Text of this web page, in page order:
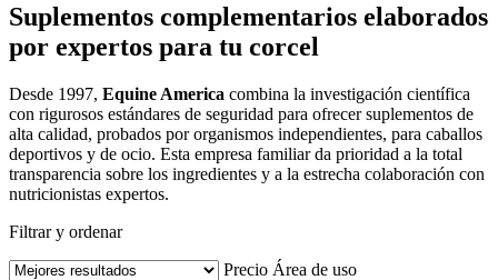
Suplementos complementarios elaborados
por expertos para tu corcel
Desde 1997, Equine America combina la investigación científica
con rigurosos estándares de seguridad para ofrecer suplementos de
alta calidad, probados por organismos independientes, para caballos
deportivos y de ocio. Esta empresa familiar da prioridad a la total
transparencia sobre los ingredientes y a la estrecha colaboración con
nutricionistas expertos.
Filtrar y ordenar
Precio Área de uso